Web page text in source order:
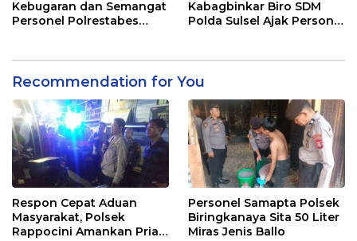
Kebugaran dan Semangat
Personel Polrestabes
Kabagbinkar Biro SDM
Polda Sulsel Ajak Personel
Recommendation for You
Respon Cepat Aduan
Masyarakat, Polsek
Rappocini Amankan Pria
Personel Samapta Polsek
Biringkanaya Sita 50 Liter
Miras Jenis Ballo